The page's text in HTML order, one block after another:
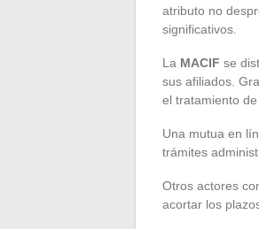
atributo no
significativos.
La MACIF se
sus afiliados.
el tratamiento
Una mutua en
trámites
Otros actores
acortar los